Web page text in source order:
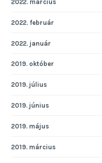
2022. március
2022. február
2022. január
2019. október
2019. július
2019. június
2019. május
2019. március